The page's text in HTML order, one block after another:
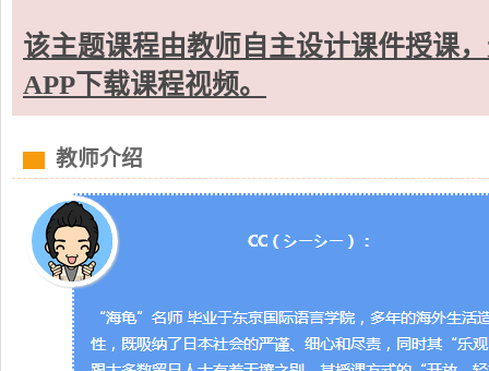
该主题课程由教师自主设计课件授课
APP下载课程视频。
教师介绍